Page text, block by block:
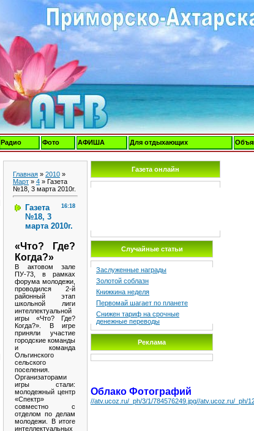
Радио Фото АФИША Для отдыхающих
Главная » 2010 »
Март » 4 » Газета
№18, 3 марта 2010г.
16:18
Газета
№18, 3
марта 2010г.
«Что? Где?
Когда?»
В актовом зале
ПУ-73, в рамках
форума молодежи,
проводился 2-й
районный этап
школьной лиги
интеллектуальной
игры «Что? Где?
Когда?». В игре
приняли участие
городские команды
и команда
Ольгинского
сельского
поселения.
Организаторами
игры стали:
молодежный центр
«Спектр»
совместно с
отделом по делам
молодежи. В итоге
интеллектуальных
Газета онлайн
Случайные статьи
Заслуженные награды
Золотой соблазн
Книжкина неделя
Первомай шагает по планете
Снижен тариф на срочные
денежные переводы
Реклама
Облако Фотографий
//atv.ucoz.ru/_ph/3/1/784576249.jpg//atv.ucoz.ru/_ph/